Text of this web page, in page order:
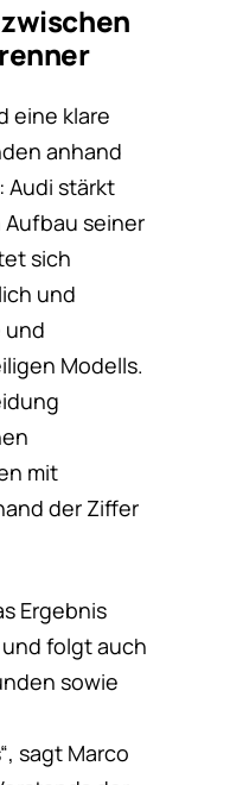
eine klare
anhand
Audi stärkt
seiner
sich
und
und
Modells.
mit
der Ziffer
Ergebnis
folgt auch
sowie
sagt Marco